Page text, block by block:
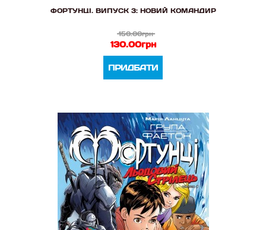
ФОРТУНЦІ. ВИПУСК 3: НОВИЙ КОМАНДИР
150.00грн
130.00грн
ПРИДБАТИ